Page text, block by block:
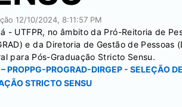
12/10/2024, 8:11:57 PM
- UTFPR, no âmbito da Pró-Reitoria de
e da Diretoria de Gestão de
para Pós-Graduação Stricto Sensu.
PROGRAD-DIRGEP - SELEÇÃO
STRICTO SENSU